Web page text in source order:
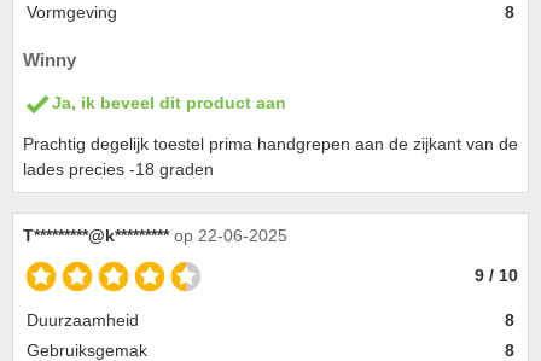
Vormgeving
8
Winny
Ja, ik beveel dit product aan
Prachtig degelijk toestel prima handgrepen aan de zijkant van de
lades precies -18 graden
T*********@k********* op 22-06-2025
9 / 10
Duurzaamheid
8
Gebruiksgemak
8